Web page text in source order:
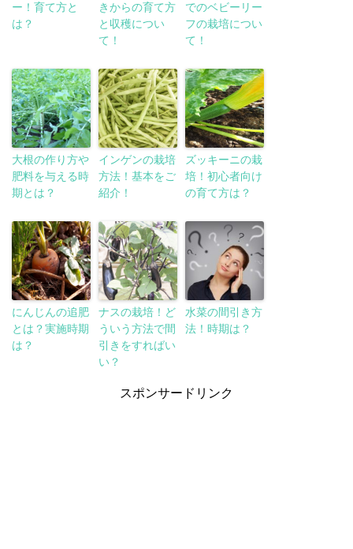
ー！育て方と
は？
きからの育て方
と収穫につい
て！
でのベビーリー
フの栽培につい
て！
大根の作り方や
肥料を与える時
期とは？
インゲンの栽培
方法！基本をご
紹介！
ズッキーニの栽
培！初心者向け
の育て方は？
にんじんの追肥
とは？実施時期
は？
ナスの栽培！ど
ういう方法で間
引きをすればい
い？
水菜の間引き方
法！時期は？
スポンサードリンク